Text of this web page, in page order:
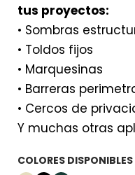
tus proyectos:
• Sombras
• Toldos fijos
• Marquesinas
• Barreras
• Cercos de
Y muchas otras
COLORES DISPONIBLES